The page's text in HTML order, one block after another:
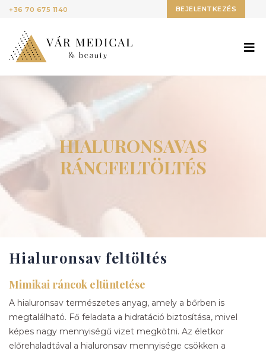
+36 70 675 1140 BEJELENTKEZÉS
HIALURONSAVAS
RÁNCFELTÖLTÉS
Hialuronsav feltöltés
Mimikai ráncok eltüntetése
A hialuronsav természetes anyag, amely a bőrben is
megtalálható. Fő feladata a hidratáció biztosítása, mivel
képes nagy mennyiségű vizet megkötni. Az életkor
előrehaladtával a hialuronsav mennyisége csökken a